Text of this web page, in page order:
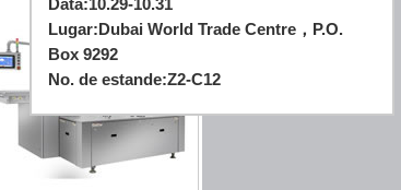
Data:10.29-10.31
Lugar:Dubai World Trade Centre，P.O.
Box 9292
No. de estande:Z2-C12